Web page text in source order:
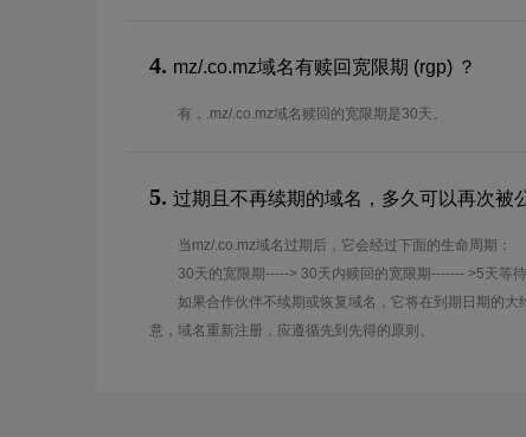
4. mz/.co.mz域名有赎回宽限期 (rgp) ？
有，.mz/.co.mz域名赎回的宽限期是30天。
5. 过期且不再续期的域名，多久可以再次被
当mz/.co.mz域名过期后，它会经过下面的生命周期：
30天的宽限期-----> 30天内赎回的宽限期------- >5天等
如果合作伙伴不续期或恢复域名，它将在到期日期的大
意，域名重新注册，应遵循先到先得的原则。